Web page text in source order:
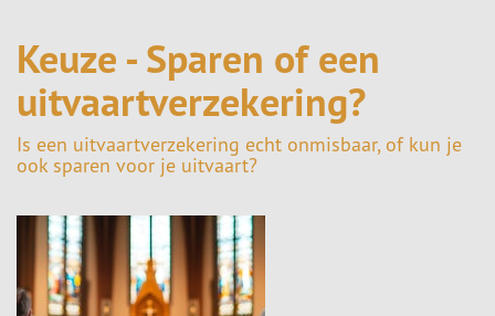
Keuze - Sparen of een
uitvaartverzekering?
Is een uitvaartverzekering echt onmisbaar, of kun je
ook sparen voor je uitvaart?